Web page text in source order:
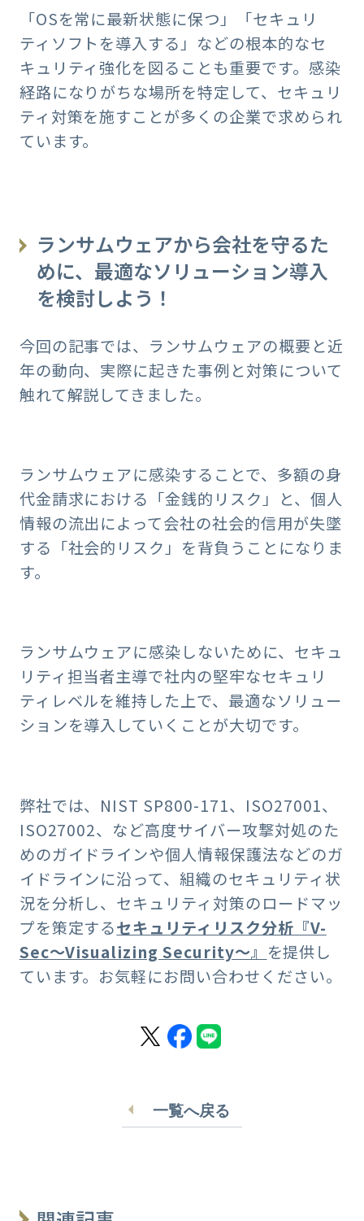
「OSを常に最新状態に保つ」「セキュリ
ティソフトを導入する」などの根本的なセ
キュリティ強化を図ることも重要です。感染
経路になりがちな場所を特定して、セキュリ
ティ対策を施すことが多くの企業で求められ
ています。
ランサムウェアから会社を守るた
めに、最適なソリューション導入
を検討しよう！
今回の記事では、ランサムウェアの概要と近
年の動向、実際に起きた事例と対策について
触れて解説してきました。
ランサムウェアに感染することで、多額の身
代金請求における「金銭的リスク」と、個人
情報の流出によって会社の社会的信用が失墜
する「社会的リスク」を背負うことになりま
す。
ランサムウェアに感染しないために、セキュ
リティ担当者主導で社内の堅牢なセキュリ
ティレベルを維持した上で、最適なソリュー
ションを導入していくことが大切です。
弊社では、NIST SP800-171、ISO27001、
ISO27002、など高度サイバー攻撃対処のた
めのガイドラインや個人情報保護法などのガ
イドラインに沿って、組織のセキュリティ状
況を分析し、セキュリティ対策のロードマッ
プを策定するセキュリティリスク分析『V-
Sec～Visualizing Security～』 を提供し
ています。お気軽にお問い合わせください。
一覧へ戻る